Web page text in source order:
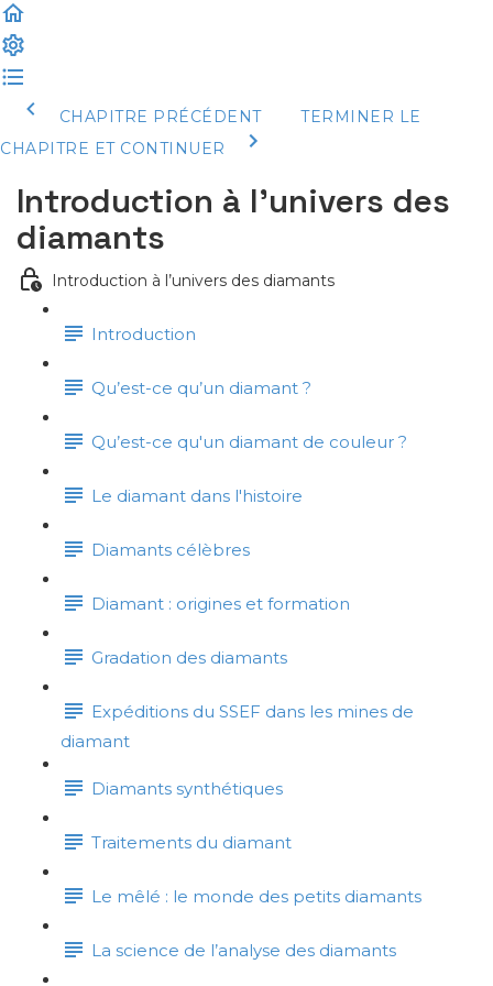
CHAPITRE PRÉCÉDENT
TERMINER LE
CHAPITRE ET CONTINUER
Introduction à l’univers des
diamants
Introduction à l’univers des diamants
Introduction
Qu’est-ce qu’un diamant ?
Qu’est-ce qu'un diamant de couleur ?
Le diamant dans l'histoire
Diamants célèbres
Diamant : origines et formation
Gradation des diamants
Expéditions du SSEF dans les mines de
diamant
Diamants synthétiques
Traitements du diamant
Le mêlé : le monde des petits diamants
La science de l’analyse des diamants